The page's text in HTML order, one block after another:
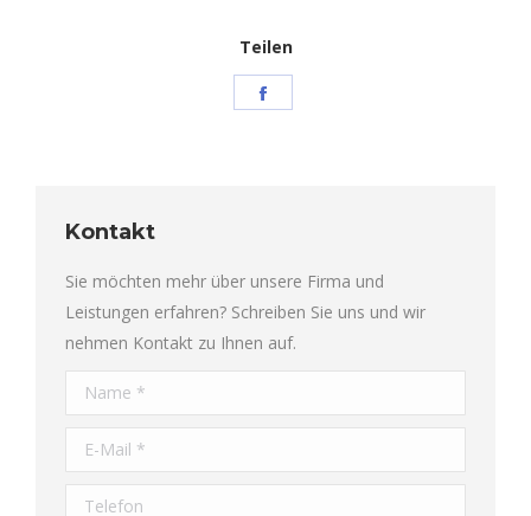
Teilen
Kontakt
Sie möchten mehr über unsere Firma und
Leistungen erfahren? Schreiben Sie uns und wir
nehmen Kontakt zu Ihnen auf.
Name *
E-Mail *
Telefon